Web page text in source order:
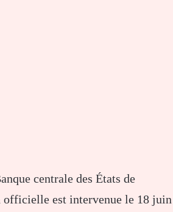
centrale des États de
officielle est intervenue le 18 juin